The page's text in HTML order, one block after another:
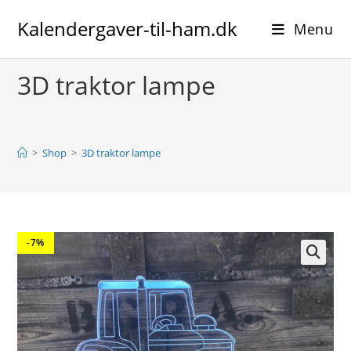
Kalendergaver-til-ham.dk Menu
3D traktor lampe
> Shop > 3D traktor lampe
-7%
🔍